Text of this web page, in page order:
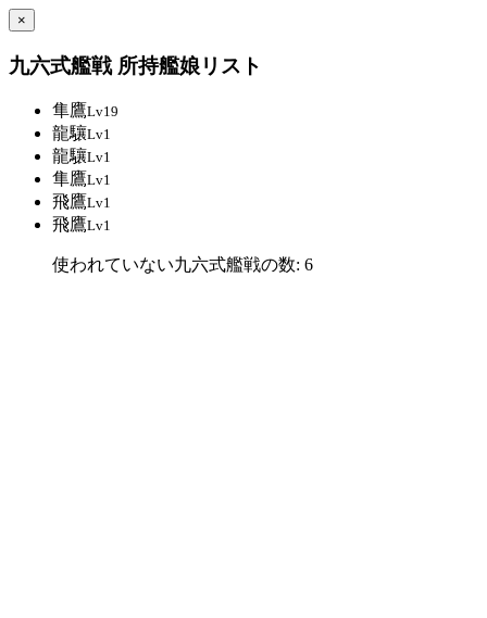
×
九六式艦戦 所持艦娘リスト
隼鷹Lv19
龍驤Lv1
龍驤Lv1
隼鷹Lv1
飛鷹Lv1
飛鷹Lv1
使われていない九六式艦戦の数: 6